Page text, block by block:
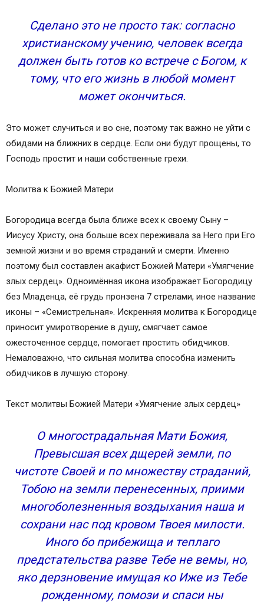
Сделано это не просто так: согласно
христианскому учению, человек всегда
должен быть готов ко встрече с Богом, к
тому, что его жизнь в любой момент
может окончиться.
Это может случиться и во сне, поэтому так важно не уйти с
обидами на ближних в сердце. Если они будут прощены, то
Господь простит и наши собственные грехи.
Молитва к Божией Матери
Богородица всегда была ближе всех к своему Сыну –
Иисусу Христу, она больше всех переживала за Него при Его
земной жизни и во время страданий и смерти. Именно
поэтому был составлен акафист Божией Матери «Умягчение
злых сердец». Одноимённая икона изображает Богородицу
без Младенца, её грудь пронзена 7 стрелами, иное название
иконы – «Семистрельная». Искренняя молитва к Богородице
приносит умиротворение в душу, смягчает самое
ожесточенное сердце, помогает простить обидчиков.
Немаловажно, что сильная молитва способна изменить
обидчиков в лучшую сторону.
Текст молитвы Божией Матери «Умягчение злых сердец»
О многострадальная Мати Божия,
Превысшая всех дщерей земли, по
чистоте Своей и по множеству страданий,
Тобою на земли перенесенных, приими
многоболезненныя воздыхания наша и
сохрани нас под кровом Твоея милости.
Иного бо прибежища и теплаго
предстательства разве Тебе не вемы, но,
яко дерзновение имущая ко Иже из Тебе
рожденному, помози и спаси ны